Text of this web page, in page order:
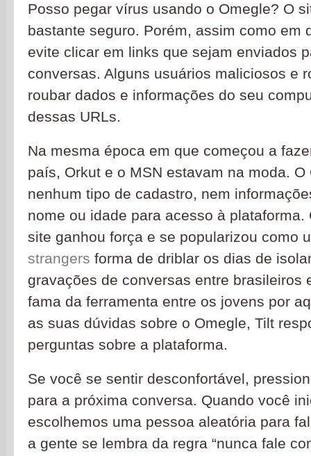
Posso pegar vírus usando o Omegle? O
bastante seguro. Porém, assim como em
evite clicar em links que sejam enviados
conversas. Alguns usuários maliciosos e
roubar dados e informações do seu
dessas URLs.
Na mesma época em que começou a
país, Orkut e o MSN estavam na moda.
nenhum tipo de cadastro, nem
nome ou idade para acesso à plataforma.
site ganhou força e se popularizou como
strangers forma de driblar os dias de
gravações de conversas entre brasileiros
fama da ferramenta entre os jovens por
as suas dúvidas sobre o Omegle, Tilt
perguntas sobre a plataforma.
Se você se sentir desconfortável,
para a próxima conversa. Quando você
escolhemos uma pessoa aleatória para
a gente se lembra da regra “nunca fale